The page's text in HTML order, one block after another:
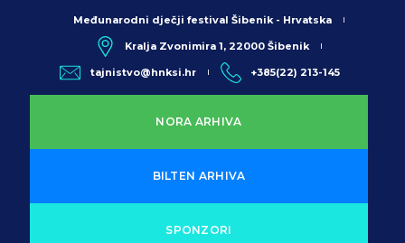
NORA ARHIVA
BILTEN ARHIVA
SPONZORI
Međunarodni dječji festival Šibenik - Hrvatska
Kralja Zvonimira 1, 22000 Šibenik
tajnistvo@hnksi.hr +385(22) 213-145